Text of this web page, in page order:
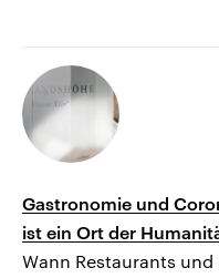
Gastronomie und
ist ein Ort der
Wann Restaurants